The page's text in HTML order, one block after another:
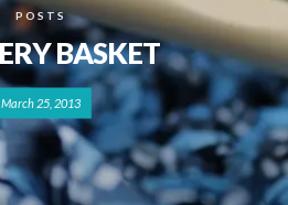
POSTS
BASKET
March 25, 2013